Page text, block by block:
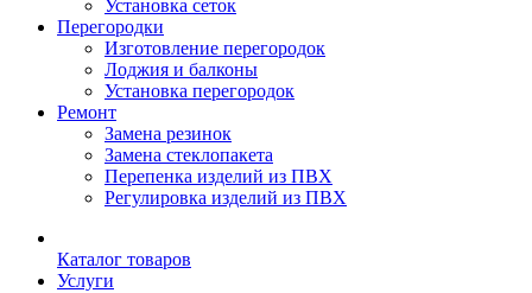
Установка сеток
Перегородки
Изготовление перегородок
Лоджия и балконы
Установка перегородок
Ремонт
Замена резинок
Замена стеклопакета
Перепенка изделий из ПВХ
Регулировка изделий из ПВХ
Каталог товаров
Услуги